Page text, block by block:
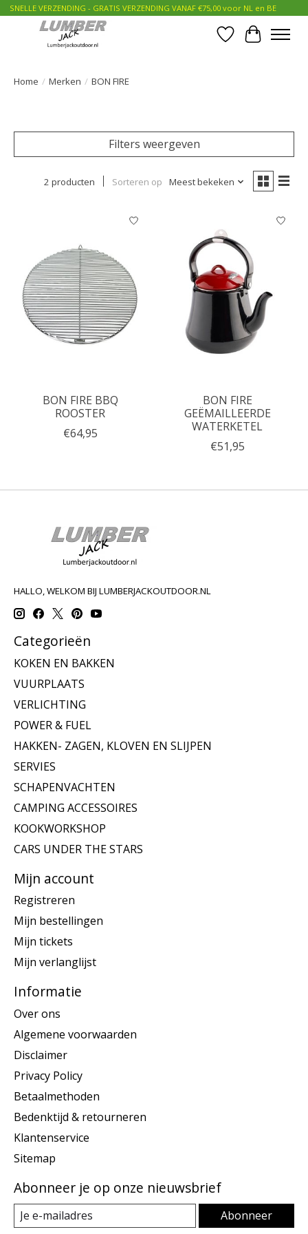
SNELLE VERZENDING - GRATIS VERZENDING VANAF €75,00 voor NL en BE
Verlanglijst
Home / Merken / BON FIRE
Filters weergeven
2 producten Sorteren op Meest bekeken
BON FIRE BBQ
ROOSTER
€64,95
BON FIRE
GEËMAILLEERDE
WATERKETEL
€51,95
HALLO, WELKOM BIJ LUMBERJACKOUTDOOR.NL
Categorieën
KOKEN EN BAKKEN
VUURPLAATS
VERLICHTING
POWER & FUEL
HAKKEN- ZAGEN, KLOVEN EN SLIJPEN
SERVIES
SCHAPENVACHTEN
CAMPING ACCESSOIRES
KOOKWORKSHOP
CARS UNDER THE STARS
Mijn account
Registreren
Mijn bestellingen
Mijn tickets
Mijn verlanglijst
Informatie
Over ons
Algemene voorwaarden
Disclaimer
Privacy Policy
Betaalmethoden
Bedenktijd & retourneren
Klantenservice
Sitemap
Abonneer je op onze nieuwsbrief
Abonneer